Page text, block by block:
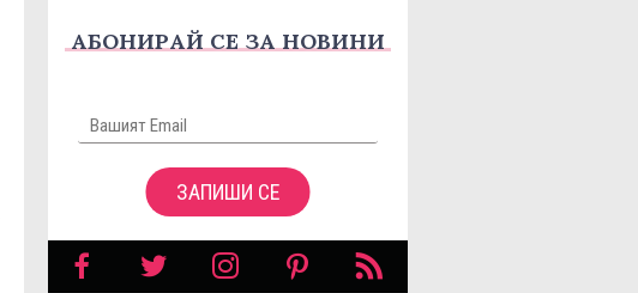
АБОНИРАЙ СЕ ЗА НОВИНИ
ЗАПИШИ СЕ